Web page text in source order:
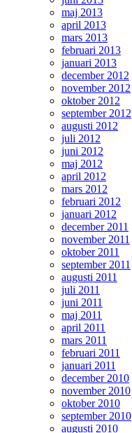
maj 2013
april 2013
mars 2013
februari 2013
januari 2013
december 2012
november 2012
oktober 2012
september 2012
augusti 2012
juli 2012
juni 2012
maj 2012
april 2012
mars 2012
februari 2012
januari 2012
december 2011
november 2011
oktober 2011
september 2011
augusti 2011
juli 2011
juni 2011
maj 2011
april 2011
mars 2011
februari 2011
januari 2011
december 2010
november 2010
oktober 2010
september 2010
augusti 2010